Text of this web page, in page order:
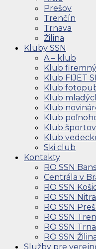
Prešov
Trenčín
Trnava
Žilina
Kluby SSN
A – klub
Klub
Klub FIJET
Klub
Klub
Klub
Klub
Klub
Klub
Ski club
Kontakty
RO SSN
Centrála v
RO SSN
RO SSN Nitra
RO SSN
RO SSN
RO SSN
RO SSN
Služby pre